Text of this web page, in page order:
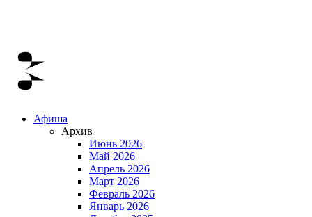
Афиша
Архив
Июнь 2026
Май 2026
Апрель 2026
Март 2026
Февраль 2026
Январь 2026